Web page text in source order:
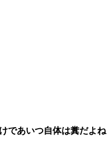
であいつ自体は糞だよね